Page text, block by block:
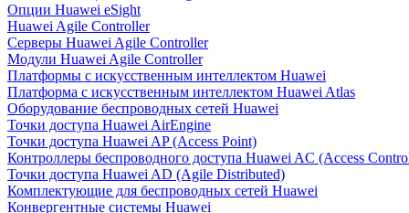
Опции Huawei eSight
Huawei Agile Controller
Серверы Huawei Agile Controller
Модули Huawei Agile Controller
Платформы с искусственным интеллектом Huawei
Платформа с искусственным интеллектом Huawei Atlas
Оборудование беспроводных сетей Huawei
Точки доступа Huawei AirEngine
Точки доступа Huawei AP (Access Point)
Контроллеры беспроводного доступа Huawei AC (Access
Точки доступа Huawei AD (Agile Distributed)
Комплектующие для беспроводных сетей Huawei
Конвергентные системы Huawei